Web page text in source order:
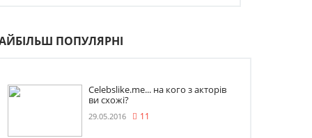
ПОПУЛЯРНІ
Celebslike.me... на кого з акторів
ви схожі?
29.05.2016 11